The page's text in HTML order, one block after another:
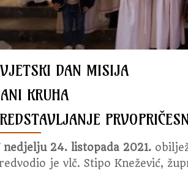
DAN MISIJA
KRUHA
nedjelju 24. listopada 2021.
je vlč. Stipo Knežević,